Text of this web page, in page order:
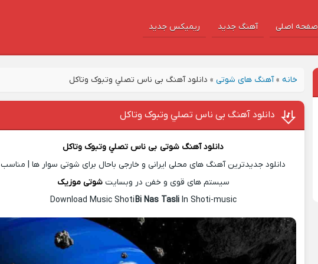
صفحه اصلی آهنگ‌ جدید ریمیکس جدید
خانه »آهنگ های شوتی » دانلود آهنگ بی ناس تصلي وتبوک وتاکل
دانلود آهنگ بی ناس تصلي وتبوک وتاکل
دانلود آهنگ شوتی بی ناس تصلي وتبوک وتاکل
دانلود جدیدترین آهنگ های محلی ایرانی و خارجی باحال برای شوتی سوار ها | مناسب
سیستم های قوی و خفن در وبسایتشوتی موزیک
Download Music ShotiBi Nas TasliIn Shoti-music